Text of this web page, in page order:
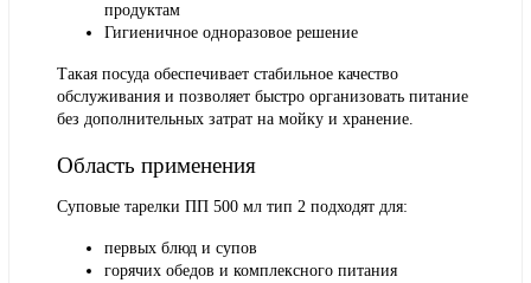
продуктам
Гигиеничное одноразовое решение
Такая посуда обеспечивает стабильное качество
обслуживания и позволяет быстро организовать питание
без дополнительных затрат на мойку и хранение.
Область применения
Суповые тарелки ПП 500 мл тип 2 подходят для:
первых блюд и супов
горячих обедов и комплексного питания